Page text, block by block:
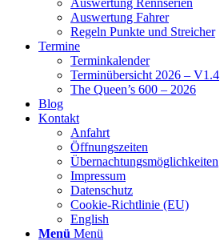
Auswertung Rennserien
Auswertung Fahrer
Regeln Punkte und Streicher
Termine
Terminkalender
Terminübersicht 2026 – V1.4
The Queen’s 600 – 2026
Blog
Kontakt
Anfahrt
Öffnungszeiten
Übernachtungsmöglichkeiten
Impressum
Datenschutz
Cookie-Richtlinie (EU)
English
Menü Menü